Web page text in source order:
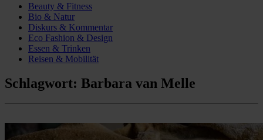
Beauty & Fitness
Bio & Natur
Diskurs & Kommentar
Eco Fashion & Design
Essen & Trinken
Reisen & Mobilität
Schlagwort: Barbara van Melle